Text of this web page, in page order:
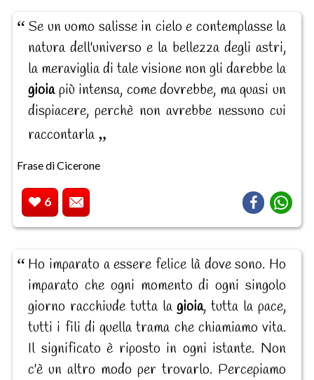
Se un uomo salisse in cielo e contemplasse la
natura dell'universo e la bellezza degli astri,
la meraviglia di tale visione non gli darebbe la
gioiapiù intensa, come dovrebbe, ma quasi un
dispiacere, perchè non avrebbe nessuno cui
raccontarla
Frase di Cicerone
6
Ho imparato a essere felice là dove sono. Ho
imparato che ogni momento di ogni singolo
giorno racchiude tutta lagioia, tutta la pace,
tutti i fili di quella trama che chiamiamo vita.
Il significato è riposto in ogni istante. Non
c'è un altro modo per trovarlo. Percepiamo